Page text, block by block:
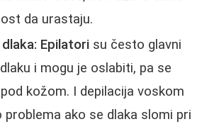
da urastaju.
Epilatori su često glavni
i mogu je oslabiti, pa se
kožom. I depilacija voskom
ako se dlaka slomi pri